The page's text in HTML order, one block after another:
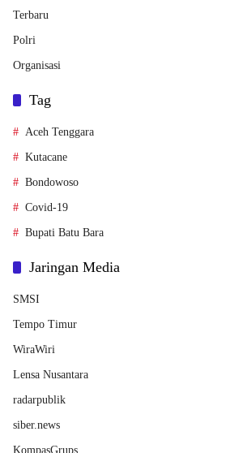
Terbaru
Polri
Organisasi
Tag
Aceh Tenggara
Kutacane
Bondowoso
Covid-19
Bupati Batu Bara
Jaringan Media
SMSI
Tempo Timur
WiraWiri
Lensa Nusantara
radarpublik
siber.news
KompasGrups